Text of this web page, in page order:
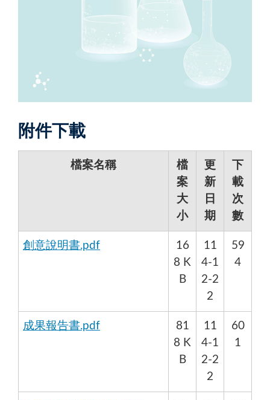
附件下載
檔案名稱
檔
案
大
小
更
新
日
期
下
載
次
數
創意說明書.pdf
16
8 K
B
11
4-1
2-2
2
59
4
成果報告書.pdf
81
8 K
B
11
4-1
2-2
2
60
1